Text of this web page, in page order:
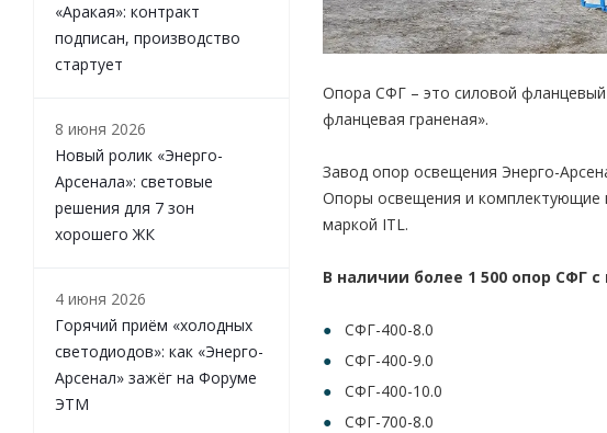
Опора СФГ – это силовой
фланцевая граненая».
Завод опор освещения Энерго-
Опоры освещения и комплектующие
маркой ITL.
В наличии более 1 500 опор СФГ
СФГ-400-8.0
СФГ-400-9.0
СФГ-400-10.0
СФГ-700-8.0
«Аракая»: контракт
подписан, производство
стартует
8 июня 2026
Новый ролик «Энерго-
Арсенала»: световые
решения для 7 зон
хорошего ЖК
4 июня 2026
Горячий приём «холодных
светодиодов»: как «Энерго-
Арсенал» зажёг на Форуме
ЭТМ